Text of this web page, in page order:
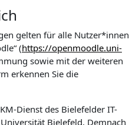
gelten für alle Nutzer*innen
(https://openmoodle.uni-
sowie mit der weiteren
erkennen Sie die
Dienst des Bielefelder IT-
Bielefeld. Demnach